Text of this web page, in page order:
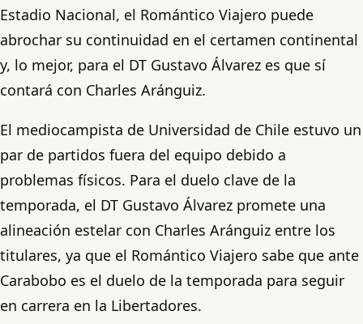
Estadio Nacional, el Romántico Viajero puede
abrochar su continuidad en el certamen continental
y, lo mejor, para el DT Gustavo Álvarez es que sí
contará con Charles Aránguiz.
El mediocampista de Universidad de Chile estuvo un
par de partidos fuera del equipo debido a
problemas físicos. Para el duelo clave de la
temporada, el DT Gustavo Álvarez promete una
alineación estelar con Charles Aránguiz entre los
titulares, ya que el Romántico Viajero sabe que ante
Carabobo es el duelo de la temporada para seguir
en carrera en la Libertadores.